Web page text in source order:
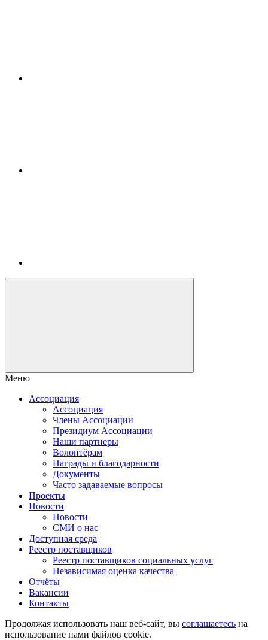
Меню
Ассоциация
Ассоциация
Члены Ассоциации
Президиум Ассоциации
Наши партнеры
Волонтёрам
Награды и благодарности
Документы
Часто задаваемые вопросы
Проекты
Новости
Новости
СМИ о нас
Доступная среда
Реестр поставщиков
Реестр поставщиков социальных услуг
Независимая оценка качества
Отчёты
Вакансии
Контакты
Продолжая использовать наш веб-сайт, вы соглашаетесь на
использование нами файлов cookie.